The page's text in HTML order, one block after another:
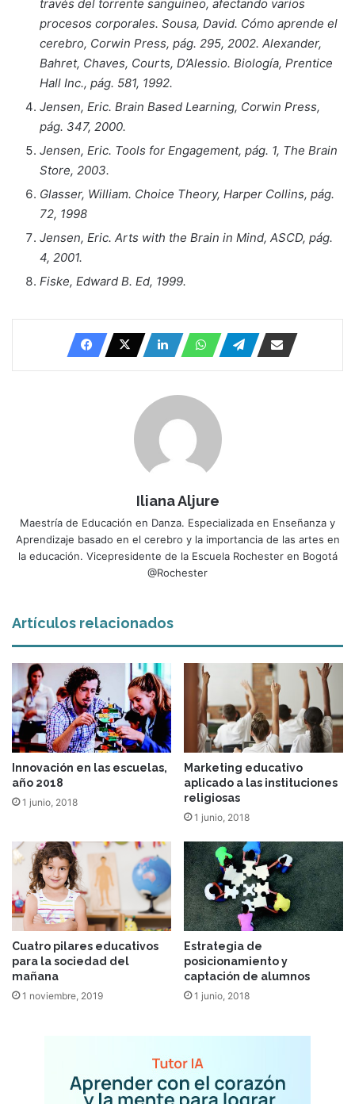
través del torrente sanguíneo, afectando varios
procesos corporales. Sousa, David. Cómo aprende el
cerebro, Corwin Press, pág. 295, 2002. Alexander,
Bahret, Chaves, Courts, D’Alessio. Biología, Prentice
Hall Inc., pág. 581, 1992.
Jensen, Eric. Brain Based Learning, Corwin Press,
pág. 347, 2000.
Jensen, Eric. Tools for Engagement, pág. 1, The Brain
Store, 2003.
Glasser, William. Choice Theory, Harper Collins, pág.
72, 1998
Jensen, Eric. Arts with the Brain in Mind, ASCD, pág.
4, 2001.
Fiske, Edward B. Ed, 1999.
Iliana Aljure
Maestría de Educación en Danza. Especializada en Enseñanza y
Aprendizaje basado en el cerebro y la importancia de las artes en
la educación. Vicepresidente de la Escuela Rochester en Bogotá
@Rochester
Artículos relacionados
Innovación en las escuelas,
año 2018
1 junio, 2018
Marketing educativo
aplicado a las instituciones
religiosas
1 junio, 2018
Cuatro pilares educativos
para la sociedad del
mañana
1 noviembre, 2019
Estrategia de
posicionamiento y
captación de alumnos
1 junio, 2018